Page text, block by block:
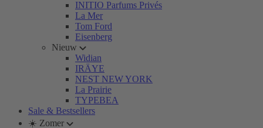
INITIO Parfums Privés
La Mer
Tom Ford
Eisenberg
Nieuw
Widian
IRÄYE
NEST NEW YORK
La Prairie
TYPEBEA
Sale & Bestsellers
☀️ Zomer